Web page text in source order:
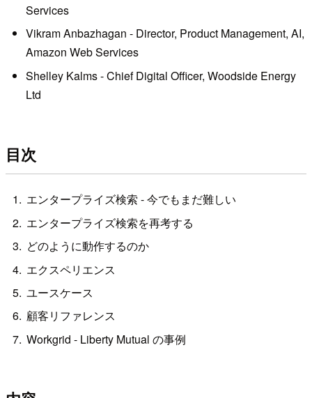
Services
Vikram Anbazhagan - Director, Product Management, AI,
Amazon Web Services
Shelley Kalms - Chief Digital Officer, Woodside Energy
Ltd
目次
エンタープライズ検索 - 今でもまだ難しい
エンタープライズ検索を再考する
どのように動作するのか
エクスペリエンス
ユースケース
顧客リファレンス
Workgrid - Liberty Mutual の事例